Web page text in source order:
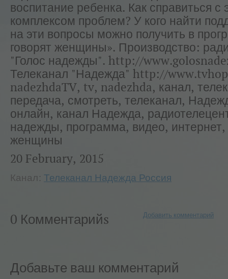
воспитание ребенка. Как справиться с
комплексом проблем? У кого найти
на эти вопросы можно получить в
говорят женщины». Производство:
"Голос надежды". http://
Телеканал "Надежда" http://
nadezhdaTV, tv, nadezhda, канал,
передача, смотреть, телеканал,
онлайн, канал Надежда,
надежды, программа, видео, интернет,
женщины
20 February, 2015
Канал: Телеканал Надежда Россия
0 Комментарийs Добавить комментарий
Добавьте ваш комментарий